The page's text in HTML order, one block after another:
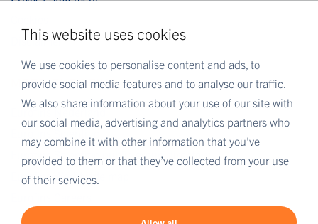
This website uses cookies
We use cookies to personalise content and ads, to
provide social media features and to analyse our traffic.
We also share information about your use of our site with
our social media, advertising and analytics partners who
may combine it with other information that you’ve
provided to them or that they’ve collected from your use
of their services.
Disclaimer
MEER EUROFINS
Eurofins Nederland
Eurofins Scientific public group directory
Eurofins Worldwide map